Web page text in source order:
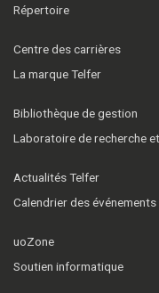
Répertoire
Centre des carrières
La marque Telfer
Bibliothèque de gestion
Laboratoire de recherche
Actualités Telfer
Calendrier des événements
uoZone
Soutien informatique